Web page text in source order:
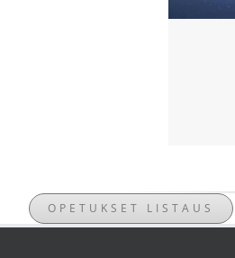
OPETUKSET LISTAUS